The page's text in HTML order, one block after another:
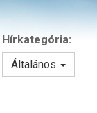
Hírkategória:
Általános